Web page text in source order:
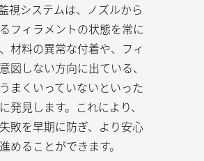
視システムは、ノズルから
フィラメントの状態を常に
材料の異常な付着や、フィ
図しない方向に出ている、
まくいっていないといった
発見します。これにより、
敗を早期に防ぎ、より安心
めることができます。